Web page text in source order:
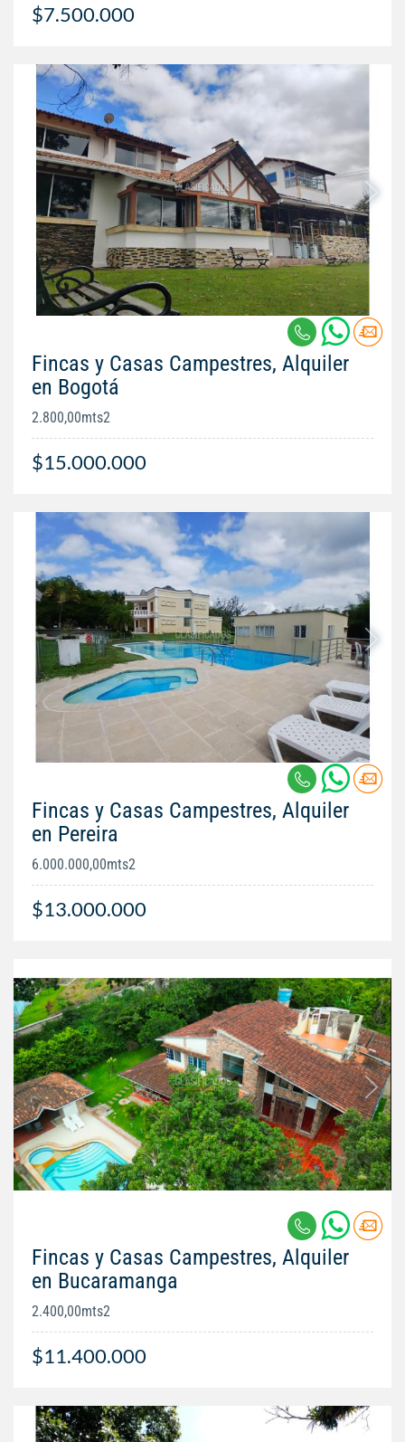
$7.500.000
Fincas y Casas Campestres, Alquiler
en Bogotá
2.800,00mts2
$15.000.000
Fincas y Casas Campestres, Alquiler
en Pereira
6.000.000,00mts2
$13.000.000
Fincas y Casas Campestres, Alquiler
en Bucaramanga
2.400,00mts2
$11.400.000